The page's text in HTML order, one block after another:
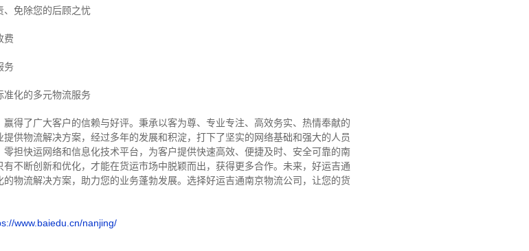
、免除您的后顾之忧
费
务
准化的多元物流服务
得了广大客户的信赖与好评。 秉承以客为尊、专业专注、高效务实、热情奉献的
供物流解决方案，经过多年的发展和积淀，打下了坚实的网络基础和强大的人员
担快运网络和信息化技术平台，为客户提供快速高效、便捷及时、安全可靠的南
不断创新和优化，才能在货运市场中脱颖而出，获得更多合作。 未来，好运吉通
物流解决方案，助力您的业务蓬勃发展。选择好运吉通南京物流公司，让您的货
www.baiedu.cn/nanjing/